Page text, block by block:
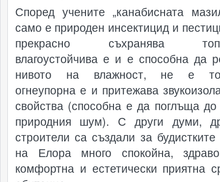
Според учените „канабисната
само е природен инсектицид и
прекрасно съхранява
влагоустойчива е и е способна да
нивото на влажност, не е
огнеупорна е и притежава
свойства (способна е да поглъща
природния шум). С други думи,
строители са създали за
на Елора много спокойна,
комфортна и естетически приятна